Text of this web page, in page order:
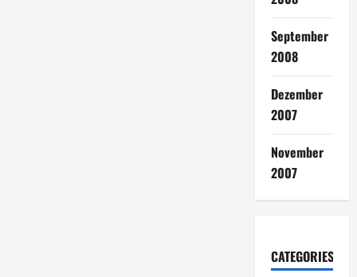
September
2008
Dezember
2007
November
2007
CATEGORIES